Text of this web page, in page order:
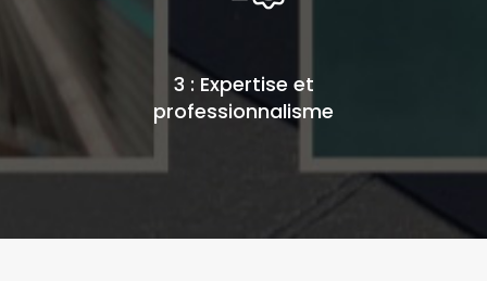
3 : Expertise et
professionnalisme